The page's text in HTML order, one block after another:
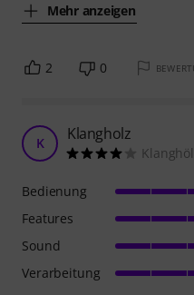
Mehr anzeigen
2 0
K Klangholz
Bedienung
Features
Sound
Verarbeitung